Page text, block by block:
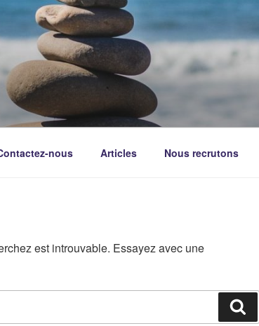
nous Articles Nous recrutons
est introuvable. Essayez avec une